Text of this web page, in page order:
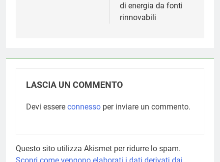
di energia da fonti
rinnovabili
LASCIA UN COMMENTO
Devi essere connesso per inviare un commento.
Questo sito utilizza Akismet per ridurre lo spam.